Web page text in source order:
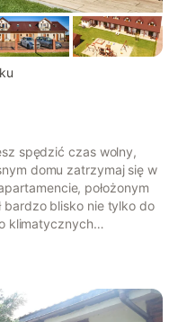
spędzić czas wolny,
domu zatrzymaj się w
położonym
bardzo blisko nie tylko do
klimatycznych
i chcesz spędzić czas
się wysokim standardem
Do